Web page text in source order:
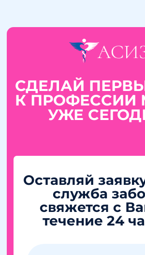
СДЕЛАЙ ПЕРВЫЙ ШАГ
УЖЕ СЕГОДНЯ.
течение 24 часов.